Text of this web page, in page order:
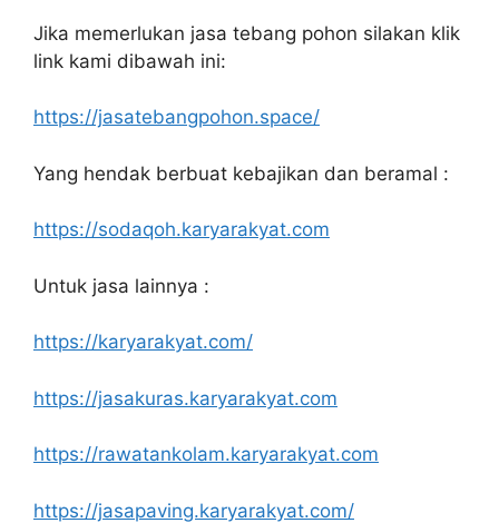
Jika memerlukan jasa tebang pohon silakan klik
link kami dibawah ini:
https://jasatebangpohon.space/
Yang hendak berbuat kebajikan dan beramal :
https://sodaqoh.karyarakyat.com
Untuk jasa lainnya :
https://karyarakyat.com/
https://jasakuras.karyarakyat.com
https://rawatankolam.karyarakyat.com
https://jasapaving.karyarakyat.com/